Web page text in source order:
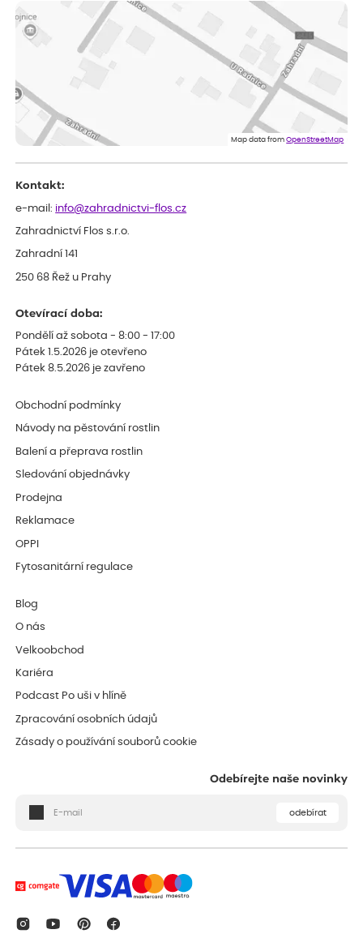
Měla jsem pouze 1objednavku a zatím jsem spokojená se
sazenicemi
Miroslava
Rostliny byly v pořádku, dobře zabalené, celková spokojenost.
Doporučuji :). Spokojenost, stromky v pěkném stavu. Jediné, co
my chybělo, bylo komunikování nedostupného zboží před
Map data fromOpenStreetMap
Kontakt:
e-mail: info@zahradnictvi-flos.cz
Zahradnictví Flos s.r.o.
Zahradní 141
250 68 Řež u Prahy
Otevírací doba:
Pondělí až sobota - 8:00 - 17:00
Pátek 1.5.2026 je otevřeno
Pátek 8.5.2026 je zavřeno
Obchodní podmínky
Návody na pěstování rostlin
Balení a přeprava rostlin
Sledování objednávky
Prodejna
Reklamace
OPPI
Fytosanitární regulace
Blog
O nás
Velkoobchod
Kariéra
Podcast Po uši v hlíně
Zpracování osobních údajů
Zásady o používání souborů cookie
Odebírejte naše novinky
odebírat